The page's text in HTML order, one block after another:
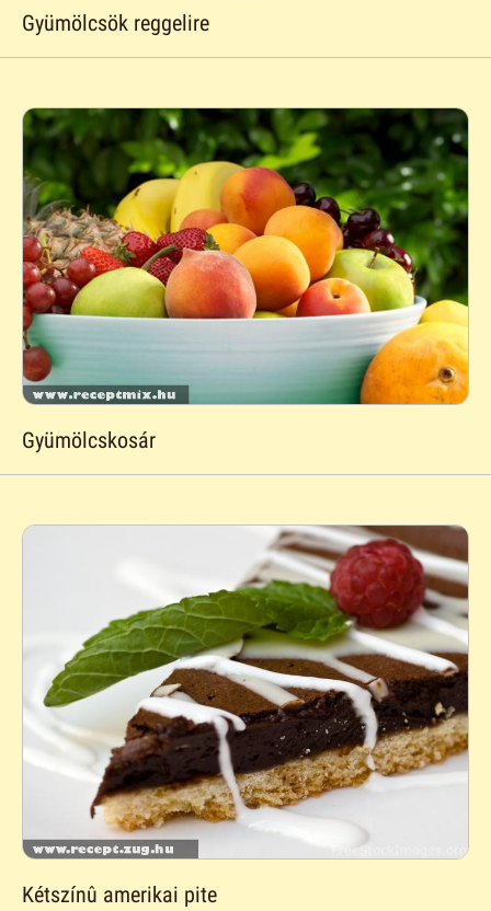
Gyümölcsök reggelire
Gyümölcskosár
Kétszínû amerikai pite